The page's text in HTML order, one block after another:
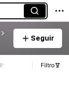
Seguir
Filtro